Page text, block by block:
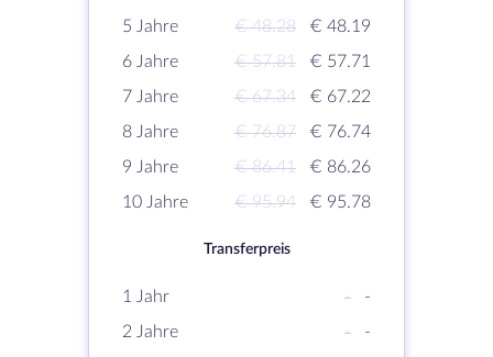
5 Jahre
€ 48.28
€ 48.19
6 Jahre
€ 57.81
€ 57.71
7 Jahre
€ 67.34
€ 67.22
8 Jahre
€ 76.87
€ 76.74
9 Jahre
€ 86.41
€ 86.26
10 Jahre
€ 95.94 € 95.78
Transferpreis
1 Jahr -
-
2 Jahre
-
-